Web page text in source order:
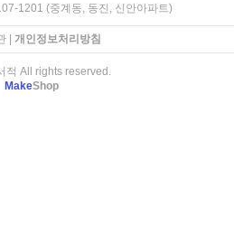
1201 (중계동, 동진, 신안아파트)
| 개인정보처리방침
All rights reserved.
MakeShop